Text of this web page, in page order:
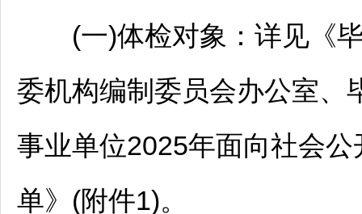
(一)体检对象：详见《
委机构编制委员会办公室、
事业单位2025年面向社会公
单》(附件1)。